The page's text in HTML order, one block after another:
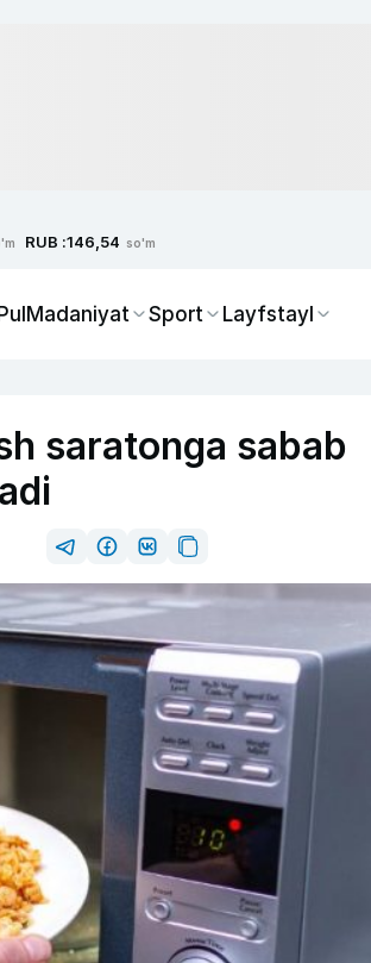
RUB :146,54 so'm
Madaniyat Sport Layfstayl
saratonga sabab